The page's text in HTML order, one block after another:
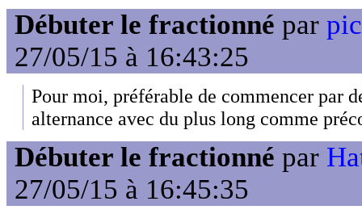
Débuter le fractionné par
27/05/15 à 16:43:25
Pour moi, préférable de commencer par
alternance avec du plus long comme
Débuter le fractionné par
27/05/15 à 16:45:35